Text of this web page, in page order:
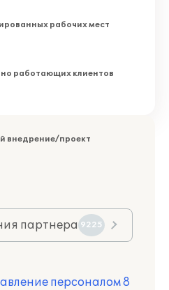
рабочих мест
работающих клиентов
внедрение/проект
партнера 9225
персоналом 8